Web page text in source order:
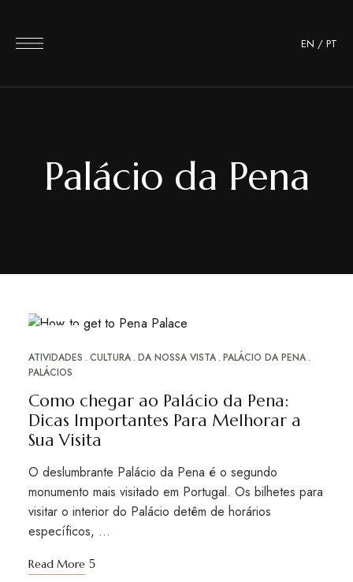
EN / PT
Palácio da Pena
30
ATIVIDADES CULTURA DA NOSSA VISTA PALÁCIO DA PENA
PALÁCIOS
Como chegar ao Palácio da Pena:
Dicas Importantes Para Melhorar a
Sua Visita
O deslumbrante Palácio da Pena é o segundo
monumento mais visitado em Portugal. Os bilhetes para
visitar o interior do Palácio detêm de horários
específicos, …
Read More